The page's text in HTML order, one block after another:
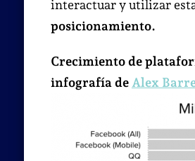
interactuar y utilizar esta
posicionamiento.
Crecimiento de
infografía de Alex